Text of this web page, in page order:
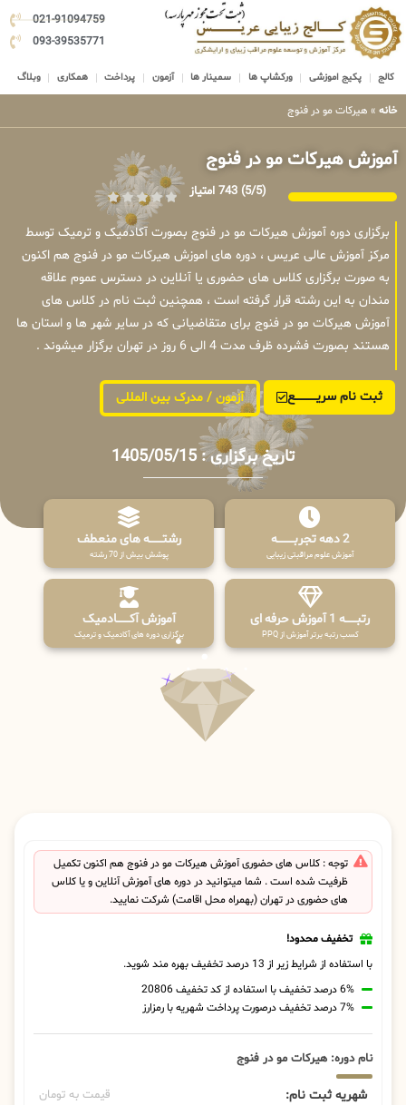
021-91094759
093-39535771
کالج پکیج اموزشی ورکشاپ ها سمینار ها آزمون پرداخت همکاری وبلاگ
خانه » هیرکات مو در فنوج
آموزش هیرکات مو در فنوج
(5/5) 743 امتیاز
برگزاری دوره آموزش هیرکات مو در فنوج بصورت آکادمیک و ترمیک توسط
مرکز آموزش عالی عریس ، دوره های اموزش هیرکات مو در فنوج هم اکنون
به صورت برگزاری کلاس های حضوری یا آنلاین در دسترس عموم علاقه
مندان به این رشته قرار گرفته است ، همچنین ثبت نام در کلاس های
آموزش هیرکات مو در فنوج برای متقاضیانی که در سایر شهر ها و استان ها
هستند بصورت فشرده ظرف مدت 4 الی 6 روز در تهران برگزار میشوند .
ثبت نام سریــــــــــــع آزمون / مدرک بین المللی
تاریخ برگزاری : 1405/05/15
2 دهه تجربـــــــــه
آموزش علوم مراقبتی زیبایی
رشتـــــــه های منعطف
پوشش بیش از 70 رشته
رتبــــــه 1 آموزش حرفه ای
کسب رتبه برتر آموزش از PPQ
آموزش آکـــــــادمیک
برگزاری دوره های آکادمیک و ترمیک
توجه : کلاس های حضوری آموزش هیرکات مو در فنوج هم اکنون تکمیل
ظرفیت شده است . شما میتوانید در دوره های آموزش آنلاین و یا کلاس
های حضوری در تهران (بهمراه محل اقامت) شرکت نمایید.
تخفیف محدود!
با استفاده از شرایط زیر از 13 درصد تخفیف بهره مند شوید.
6% درصد تخفیف با استفاده از کد تخفیف 20806
7% درصد تخفیف درصورت پرداخت شهریه با رمزارز
نام دوره: هیرکات مو در فنوج
شهریه ثبت نام: قیمت به تومان